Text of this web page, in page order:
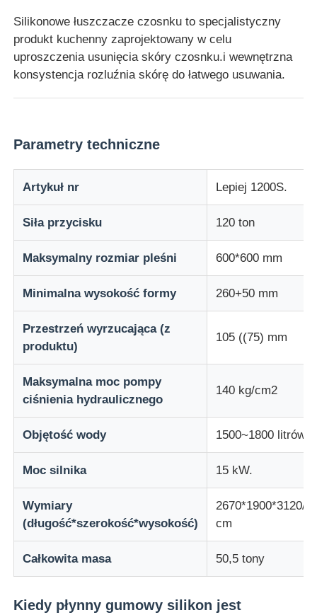
Dom
Produkty
O nas
Silikonowe łuszczacze czosnku to specjalistyczny
produkt kuchenny zaprojektowany w celu
uproszczenia usunięcia skóry czosnku.i wewnętrzna
konsystencja rozluźnia skórę do łatwego usuwania.
Parametry techniczne
Artykuł nr Lepiej 1200S.
Siła przycisku 120 ton
Maksymalny rozmiar pleśni 600*600 mm
Minimalna wysokość formy 260+50 mm
Przestrzeń wyrzucająca (z
produktu)
105 ((75) mm
Maksymalna moc pompy
ciśnienia hydraulicznego
140 kg/cm2
Objętość wody 1500~1800 litrów/h
Moc silnika 15 kW.
Wymiary
(długość*szerokość*wysokość)
2670*1900*3120/
cm
Całkowita masa 50,5 tony
Kiedy płynny gumowy silikon jest